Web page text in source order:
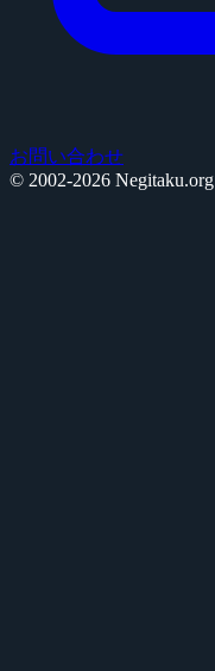
お問い合わせ
© 2002-2026 Negitaku.org